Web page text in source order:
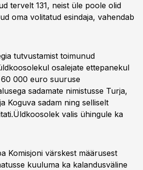
tervelt 131, neist üle poole olid
oma volitatud esindaja, vahendab
tutvustamist toimunud
osalejate ettepanekul
000 euro suuruse
sadamate nimistusse Turja,
Koguva sadam ning selliselt
Üldkoosolek valis ühingule ka
Komisjoni värskest määrusest
kuuluma ka kalandusväline